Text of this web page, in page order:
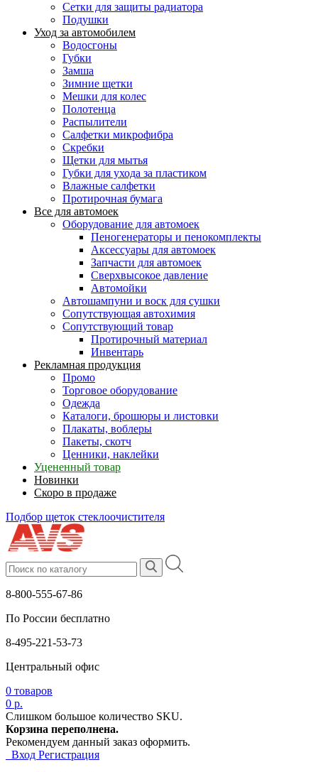
Сетки для защиты радиатора
Подушки
Уход за автомобилем
Водосгоны
Губки
Замша
Зимние щетки
Мешки для колес
Полотенца
Распылители
Салфетки микрофибра
Скребки
Щетки для мытья
Губки для ухода за пластиком
Влажные салфетки
Протирочная бумага
Все для автомоек
Оборудование для автомоек
Пеногенераторы и пенокомплекты
Аксессуары для автомоек
Запчасти для автомоек
Сверхвысокое давление
Автомойки
Автошампуни и воск для сушки
Сопутствующая автохимия
Сопутствующий товар
Протирочный материал
Инвентарь
Рекламная продукция
Промо
Торговое оборудование
Одежда
Каталоги, брошюры и листовки
Плакаты, воблеры
Пакеты, скотч
Ценники, наклейки
Уцененный товар
Новинки
Скоро в продаже
Подбор щеток стеклоочистителя
8-800-555-67-86
По России бесплатно
8-495-221-53-73
Центральный офис
0 товаров
0 р.
Слишком большое количество SKU.
Корзина переполнена.
Рекомендуем данный заказ оформить.
Вход Регистрация